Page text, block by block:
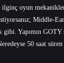
ilginç oyun
Middle-
gibi. Yapımın
50 saat